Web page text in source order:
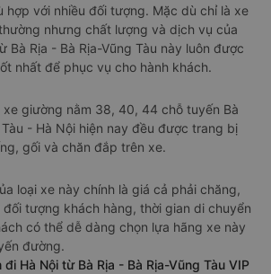
hợp với nhiều đối tượng. Mặc dù chỉ là xe
nhưng chất lượng và dịch vụ của
Bà Rịa - Bà Rịa-Vũng Tàu này luôn được
nhất để phục vụ cho hành khách.
xe giường nằm 38, 40, 44 chỗ tuyến Bà
Tàu - Hà Nội hiện nay đều được trang bị
gối và chăn đắp trên xe.
loại xe này chính là giá cả phải chăng,
đối tượng khách hàng, thời gian di chuyển
có thể dễ dàng chọn lựa hãng xe này
đường.
Hà Nội từ Bà Rịa - Bà Rịa-Vũng Tàu VIP